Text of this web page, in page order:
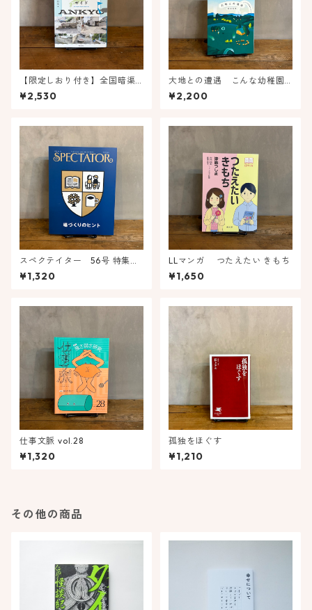
【限定しおり付き】全国暗渠
観光ガイド 街と歴史のウラ名
所めぐり
¥2,530
大地との遭遇 こんな幼稚園
ありかよ
¥2,200
スペクテイター 56号 特集
場づくりのヒント
¥1,320
LLマンガ つたえたい きもち
¥1,650
仕事文脈 vol.28
¥1,320
孤独をほぐす
¥1,210
その他の商品